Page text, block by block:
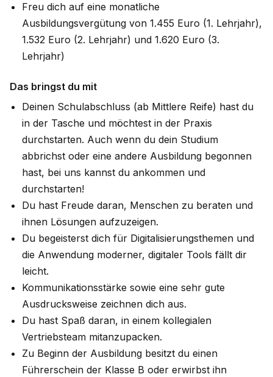
Freu dich auf eine monatliche
Ausbildungsvergütung von 1.455 Euro (1. Lehrjahr),
1.532 Euro (2. Lehrjahr) und 1.620 Euro (3.
Lehrjahr)
Das bringst du mit
Deinen Schulabschluss (ab Mittlere Reife) hast du
in der Tasche und möchtest in der Praxis
durchstarten. Auch wenn du dein Studium
abbrichst oder eine andere Ausbildung begonnen
hast, bei uns kannst du ankommen und
durchstarten!
Du hast Freude daran, Menschen zu beraten und
ihnen Lösungen aufzuzeigen.
Du begeisterst dich für Digitalisierungsthemen und
die Anwendung moderner, digitaler Tools fällt dir
leicht.
Kommunikationsstärke sowie eine sehr gute
Ausdrucksweise zeichnen dich aus.
Du hast Spaß daran, in einem kollegialen
Vertriebsteam mitanzupacken.
Zu Beginn der Ausbildung besitzt du einen
Führerschein der Klasse B oder erwirbst ihn